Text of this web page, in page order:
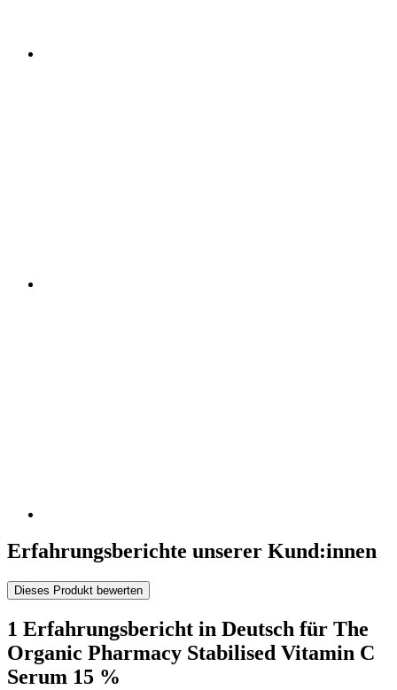
Erfahrungsberichte unserer Kund:innen
Dieses Produkt bewerten
1 Erfahrungsbericht in Deutsch für The
Organic Pharmacy Stabilised Vitamin C
Serum 15 %